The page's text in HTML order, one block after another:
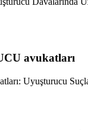
avukatları
Uyuşturucu